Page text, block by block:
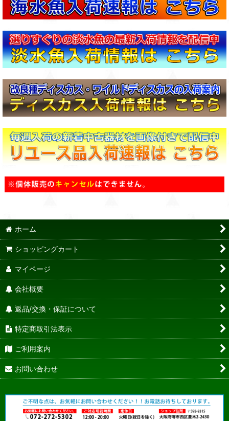
ホーム
ショッピングカート
マイページ
会社概要
返品/交換・保証について
特定商取引法表示
ご利用案内
お問い合わせ